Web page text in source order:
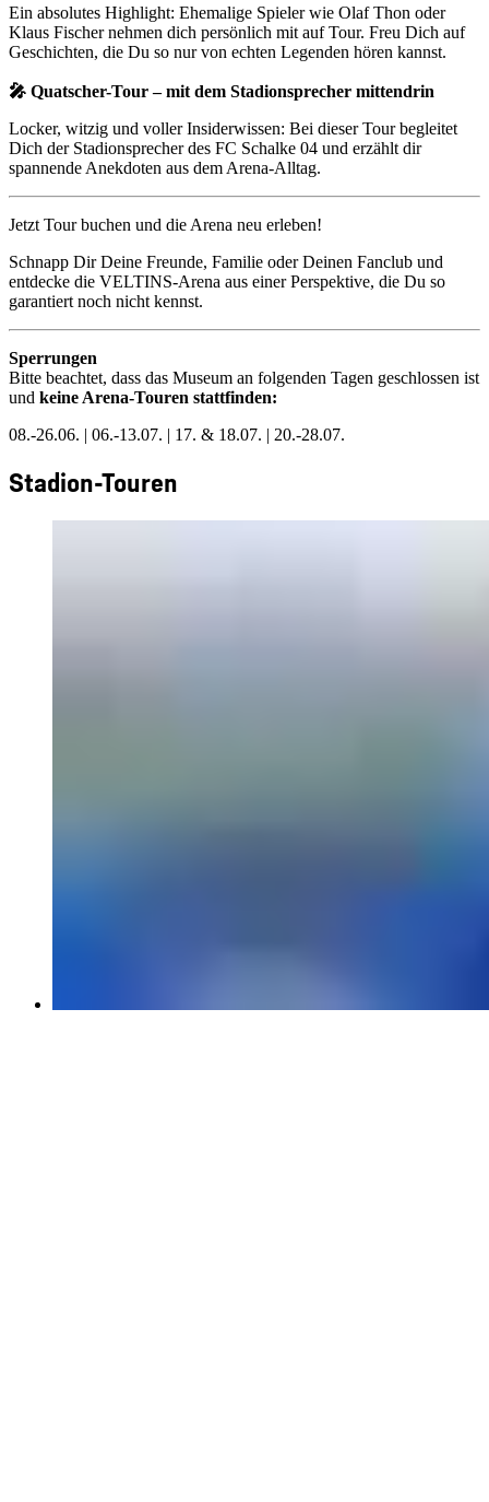
Ein absolutes Highlight: Ehemalige Spieler wie Olaf Thon oder
Klaus Fischer nehmen dich persönlich mit auf Tour. Freu Dich auf
Geschichten, die Du so nur von echten Legenden hören kannst.
🎤 Quatscher-Tour – mit dem Stadionsprecher mittendrin
Locker, witzig und voller Insiderwissen: Bei dieser Tour begleitet
Dich der Stadionsprecher des FC Schalke 04 und erzählt dir
spannende Anekdoten aus dem Arena-Alltag.
Jetzt Tour buchen und die Arena neu erleben!
Schnapp Dir Deine Freunde, Familie oder Deinen Fanclub und
entdecke die VELTINS-Arena aus einer Perspektive, die Du so
garantiert noch nicht kennst.
Sperrungen
Bitte beachtet, dass das Museum an folgenden Tagen geschlossen ist
und keine Arena-Touren stattfinden:
08.-26.06. | 06.-13.07. | 17. & 18.07. | 20.-28.07.
Stadion-Touren